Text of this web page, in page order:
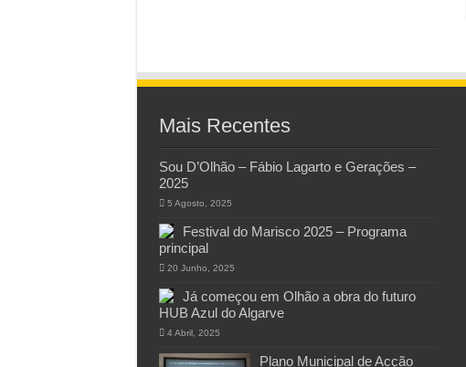
Mais Recentes
Sou D’Olhão – Fábio Lagarto e Gerações –
2025
5 Agosto, 2025
Festival do Marisco 2025 – Programa
principal
20 Junho, 2025
Já começou em Olhão a obra do futuro
HUB Azul do Algarve
4 Abril, 2025
Plano Municipal de Acção